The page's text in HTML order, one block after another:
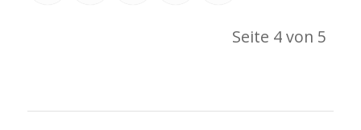
Seite 4 von 5